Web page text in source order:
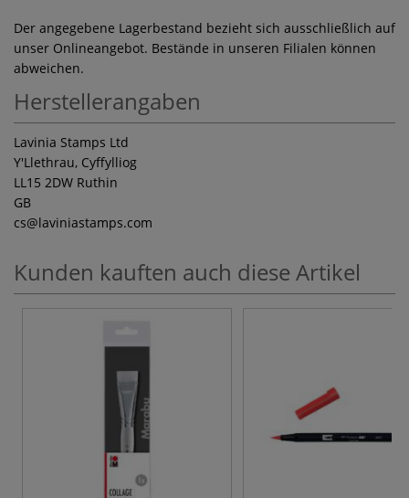
Der angegebene Lagerbestand bezieht sich ausschließlich auf
unser Onlineangebot. Bestände in unseren Filialen können
abweichen.
Herstellerangaben
Lavinia Stamps Ltd
Y'Llethrau, Cyffylliog
LL15 2DW Ruthin
GB
cs@laviniastamps.com
Kunden kauften auch diese Artikel